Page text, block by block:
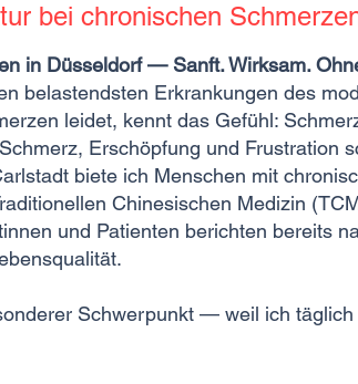
bei chronischen
in Düsseldorf — Sanft. Wirksam.
belastendsten Erkrankungen des
leidet, kennt das Gefühl:
Erschöpfung und Frustration
biete ich Menschen mit
Chinesischen Medizin
und Patienten berichten bereits
Schwerpunkt — weil ich